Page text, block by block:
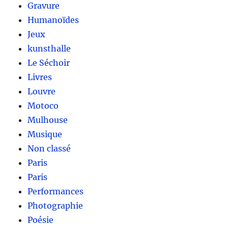
Gravure
Humanoïdes
Jeux
kunsthalle
Le Séchoir
Livres
Louvre
Motoco
Mulhouse
Musique
Non classé
Paris
Paris
Performances
Photographie
Poésie